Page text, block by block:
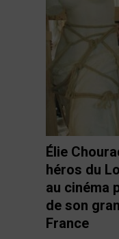
Élie
héros du
au cinéma
de son
France